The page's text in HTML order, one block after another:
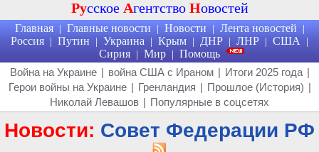
Русское Агентство Новостей
Главная | Главные новости | Новости | Лента новостей |
Россия | Путин | Украина | Крым | ДНР | ЛНР | США |
Сирия | Мир | Помощь
Война на Украине | война США с Ираном | Итоги 2025 года |
Герои войны на Украине | Гренландия | Прошлое (История) |
Николай Левашов | Популярные в соцсетях
Новости: Совет Федерации РФ